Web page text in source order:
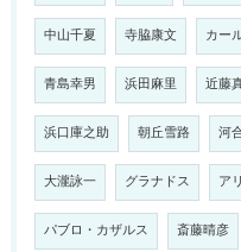
中山千夏 寺脇康文 カー
青島幸男 浜田麻里 近藤
浜口庫之助 朝丘雪路 河
大瀧詠一 グラナドス ア
パブロ・カザルス 斎藤晴彦